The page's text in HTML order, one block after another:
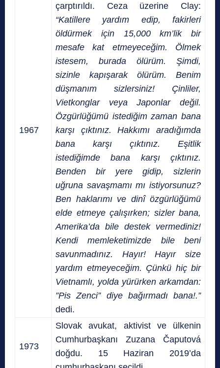
1967
çarptırıldı. Ceza üzerine Clay:
“Katillere yardım edip, fakirleri
öldürmek için 15,000 km’lik bir
mesafe kat etmeyeceğim. Ölmek
istesem, burada ölürüm. Şimdi,
sizinle kapışarak ölürüm. Benim
düşmanım sizlersiniz! Çinliler,
Vietkonglar veya Japonlar değil.
Özgürlüğümü istediğim zaman bana
karşı çıktınız. Hakkımı aradığımda
bana karşı çıktınız. Eşitlik
istediğimde bana karşı çıktınız.
Benden bir yere gidip, sizlerin
uğruna savaşmamı mı istiyorsunuz?
Ben haklarımı ve dinî özgürlüğümü
elde etmeye çalışırken; sizler bana,
Amerika’da bile destek vermediniz!
Kendi memleketimizde bile beni
savunmadınız. Hayır! Hayır size
yardım etmeyeceğim. Çünkü hiç bir
Vietnamlı, yolda yürürken arkamdan:
”Pis Zenci” diye bağırmadı bana!.”
dedi.
1973
Slovak avukat, aktivist ve ülkenin
Cumhurbaşkanı Zuzana Čaputová
doğdu. 15 Haziran 2019’da